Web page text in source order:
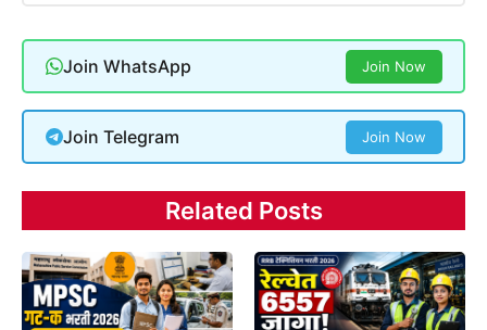
Join WhatsApp Join Now
Join Telegram Join Now
Related Posts